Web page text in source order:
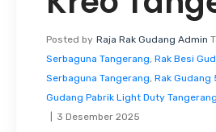
Posted by Raja Rak Gudang Admin
Serbaguna Tangerang Rak Besi
Serbaguna Tangerang Rak Gudang
Gudang Pabrik Light Duty Tangerang
3 Desember 2025